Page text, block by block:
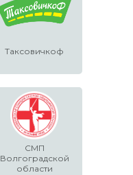
Таксовичкоф
СМП
Волгоградской
области